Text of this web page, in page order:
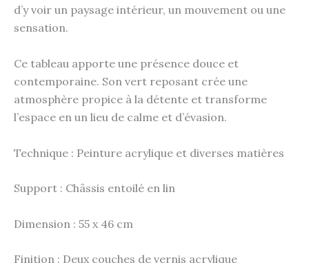
d’y voir un paysage intérieur, un mouvement ou une
sensation.
Ce tableau apporte une présence douce et
contemporaine. Son vert reposant crée une
atmosphère propice à la détente et transforme
l’espace en un lieu de calme et d’évasion.
Technique : Peinture acrylique et diverses matières
Support : Châssis entoilé en lin
Dimension : 55 x 46 cm
Finition : Deux couches de vernis acrylique